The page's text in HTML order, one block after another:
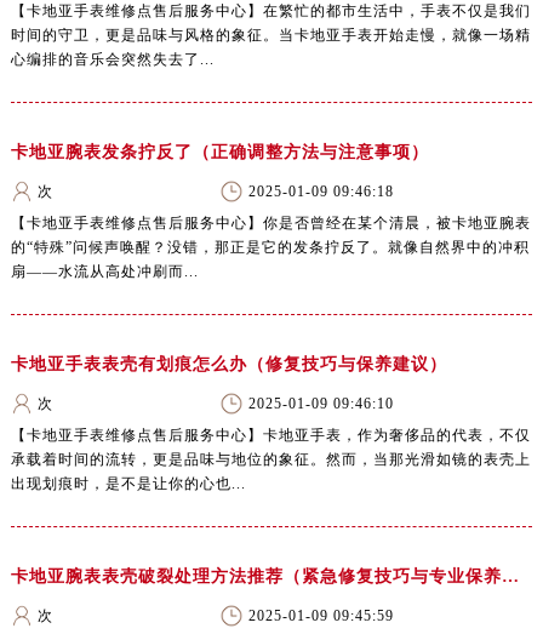
【卡地亚手表维修点售后服务中心】在繁忙的都市生活中，手表不仅是我们
时间的守卫，更是品味与风格的象征。当卡地亚手表开始走慢，就像一场精
心编排的音乐会突然失去了...
卡地亚腕表发条拧反了（正确调整方法与注意事项）
次
2025-01-09 09:46:18
【卡地亚手表维修点售后服务中心】你是否曾经在某个清晨，被卡地亚腕表
的“特殊”问候声唤醒？没错，那正是它的发条拧反了。就像自然界中的冲积
扇——水流从高处冲刷而...
卡地亚手表表壳有划痕怎么办（修复技巧与保养建议）
次
2025-01-09 09:46:10
【卡地亚手表维修点售后服务中心】卡地亚手表，作为奢侈品的代表，不仅
承载着时间的流转，更是品味与地位的象征。然而，当那光滑如镜的表壳上
出现划痕时，是不是让你的心也...
卡地亚腕表表壳破裂处理方法推荐（紧急修复技巧与专业保养建议）
次
2025-01-09 09:45:59